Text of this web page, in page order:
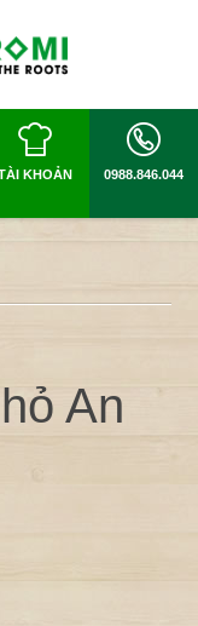
KHOẢN 0988.846.044
An